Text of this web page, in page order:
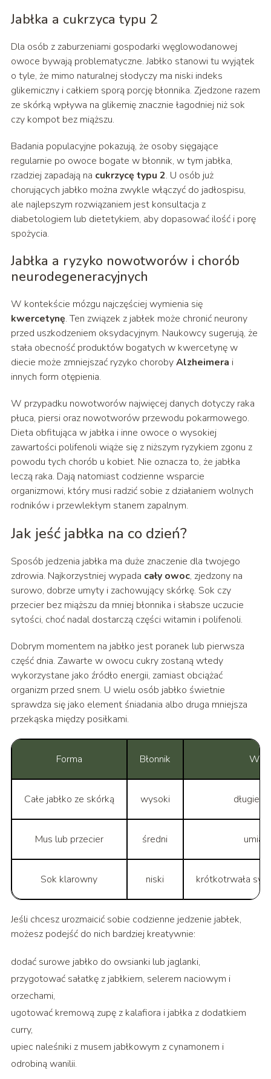
Jabłka a cukrzyca typu 2
Dla osób z zaburzeniami gospodarki węglowodanowej
owoce bywają problematyczne. Jabłko stanowi tu wyjątek
o tyle, że mimo naturalnej słodyczy ma niski indeks
glikemiczny i całkiem sporą porcję błonnika. Zjedzone razem
ze skórką wpływa na glikemię znacznie łagodniej niż sok
czy kompot bez miąższu.
Badania populacyjne pokazują, że osoby sięgające
regularnie po owoce bogate w błonnik, w tym jabłka,
rzadziej zapadają na cukrzycę typu 2. U osób już
chorujących jabłko można zwykle włączyć do jadłospisu,
ale najlepszym rozwiązaniem jest konsultacja z
diabetologiem lub dietetykiem, aby dopasować ilość i porę
spożycia.
Jabłka a ryzyko nowotworów i chorób
neurodegeneracyjnych
W kontekście mózgu najczęściej wymienia się
kwercetynę. Ten związek z jabłek może chronić neurony
przed uszkodzeniem oksydacyjnym. Naukowcy sugerują, że
stała obecność produktów bogatych w kwercetynę w
diecie może zmniejszać ryzyko chorobyAlzheimera i
innych form otępienia.
W przypadku nowotworów najwięcej danych dotyczy raka
płuca, piersi oraz nowotworów przewodu pokarmowego.
Dieta obfitująca w jabłka i inne owoce o wysokiej
zawartości polifenoli wiąże się z niższym ryzykiem zgonu z
powodu tych chorób u kobiet. Nie oznacza to, że jabłka
leczą raka. Dają natomiast codzienne wsparcie
organizmowi, który musi radzić sobie z działaniem wolnych
rodników i przewlekłym stanem zapalnym.
Jak jeść jabłka na co dzień?
Sposób jedzenia jabłka ma duże znaczenie dla twojego
zdrowia. Najkorzystniej wypada cały owoc, zjedzony na
surowo, dobrze umyty i zachowujący skórkę. Sok czy
przecier bez miąższu da mniej błonnika i słabsze uczucie
sytości, choć nadal dostarczą części witamin i polifenoli.
Dobrym momentem na jabłko jest poranek lub pierwsza
część dnia. Zawarte w owocu cukry zostaną wtedy
wykorzystane jako źródło energii, zamiast obciążać
organizm przed snem. U wielu osób jabłko świetnie
sprawdza się jako element śniadania albo druga mniejsza
przekąska między posiłkami.
Forma Błonnik
Całe jabłko ze skórką wysoki długie
Mus lub przecier średni
Sok klarowny niski krótkotrwała
Jeśli chcesz urozmaicić sobie codzienne jedzenie jabłek,
możesz podejść do nich bardziej kreatywnie:
dodać surowe jabłko do owsianki lub jaglanki,
przygotować sałatkę z jabłkiem, selerem naciowym i
orzechami,
ugotować kremową zupę z kalafiora i jabłka z dodatkiem
curry,
upiec naleśniki z musem jabłkowym z cynamonem i
odrobiną wanilii.